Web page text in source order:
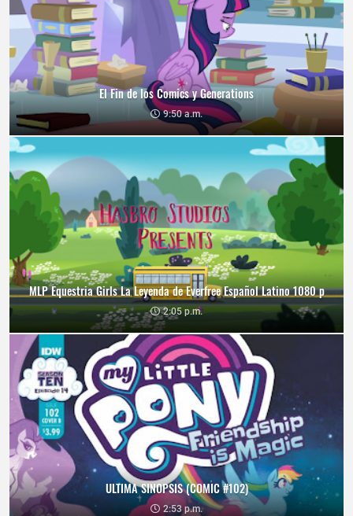
El Fin de los Comics y Generations
9:50 a.m.
MLP Equestria Girls La Leyenda de Everfree Español Latino 1080 p
2:05 p.m.
ULTIMA SINOPSIS (COMIC #102)
2:53 p.m.